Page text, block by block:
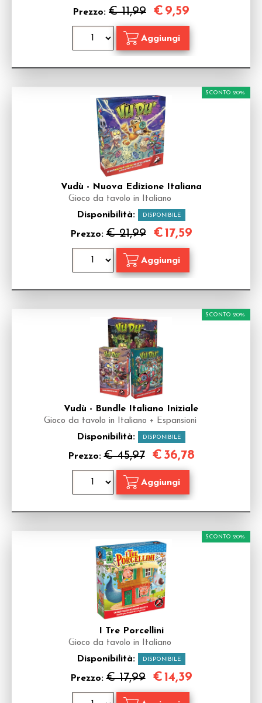
Prezzo: € 11,99 € 9,59
Vudù - Nuova Edizione Italiana
Gioco da tavolo in Italiano
Disponibilità: DISPONIBILE
Prezzo:€ 21,99
SCONTO 20%
€17,59
Vudù - Bundle Italiano Iniziale
Gioco da tavolo in Italiano + Espansioni
Disponibilità: DISPONIBILE
Prezzo:€ 45,97
SCONTO 20%
€ 36,78
I Tre Porcellini
Gioco da tavolo in Italiano
Disponibilità: DISPONIBILE
Prezzo:€ 17,99
SCONTO 20%
€14,39